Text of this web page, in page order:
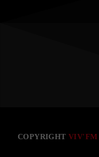
COPYRIGHTVIV'FM